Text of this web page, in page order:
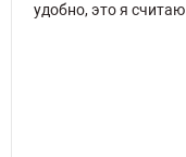
удобно, это я